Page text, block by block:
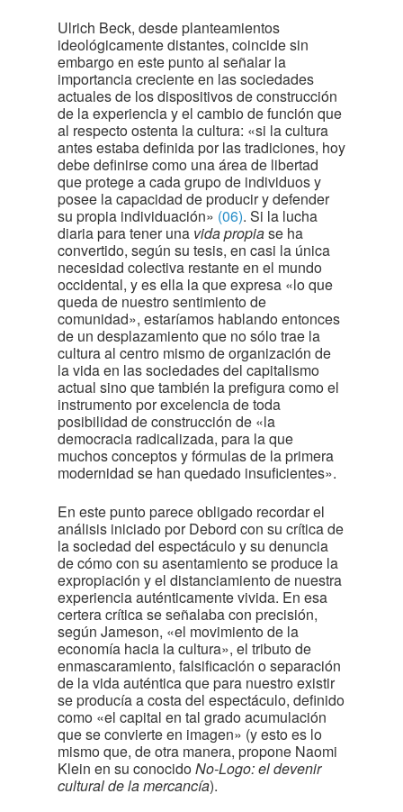
Ulrich Beck, desde planteamientos
ideológicamente distantes, coincide sin
embargo en este punto al señalar la
importancia creciente en las sociedades
actuales de los dispositivos de construcción
de la experiencia y el cambio de función que
al respecto ostenta la cultura: «si la cultura
antes estaba definida por las tradiciones, hoy
debe definirse como una área de libertad
que protege a cada grupo de individuos y
posee la capacidad de producir y defender
su propia individuación» (06). Si la lucha
diaria para tener una vida propiase ha
convertido, según su tesis, en casi la única
necesidad colectiva restante en el mundo
occidental, y es ella la que expresa «lo que
queda de nuestro sentimiento de
comunidad», estaríamos hablando entonces
de un desplazamiento que no sólo trae la
cultura al centro mismo de organización de
la vida en las sociedades del capitalismo
actual sino que también la prefigura como el
instrumento por excelencia de toda
posibilidad de construcción de «la
democracia radicalizada, para la que
muchos conceptos y fórmulas de la primera
modernidad se han quedado insuficientes».
En este punto parece obligado recordar el
análisis iniciado por Debord con su crítica de
la sociedad del espectáculo y su denuncia
de cómo con su asentamiento se produce la
expropiación y el distanciamiento de nuestra
experiencia auténticamente vivida. En esa
certera crítica se señalaba con precisión,
según Jameson, «el movimiento de la
economía hacia la cultura», el tributo de
enmascaramiento, falsificación o separación
de la vida auténtica que para nuestro existir
se producía a costa del espectáculo, definido
como «el capital en tal grado acumulación
que se convierte en imagen» (y esto es lo
mismo que, de otra manera, propone Naomi
Klein en su conocidoNo-Logo: el devenir
cultural de la mercancía).